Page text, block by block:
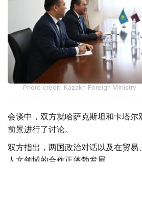
Photo credit: Kazakh Foreign Ministry
会谈中，双方就哈萨克斯坦和卡塔尔
前景进行了讨论。
双方指出，两国政治对话以及在贸易
人文领域的合作正蓬勃发展。